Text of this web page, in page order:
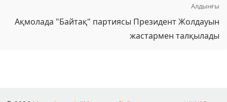
Алдынғы
Ақмолада "Байтақ" партиясы Президент Жолдауын
жастармен талқылады